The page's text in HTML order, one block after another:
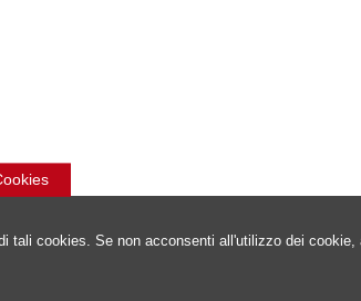
cookies. Se non acconsenti all'utilizzo dei